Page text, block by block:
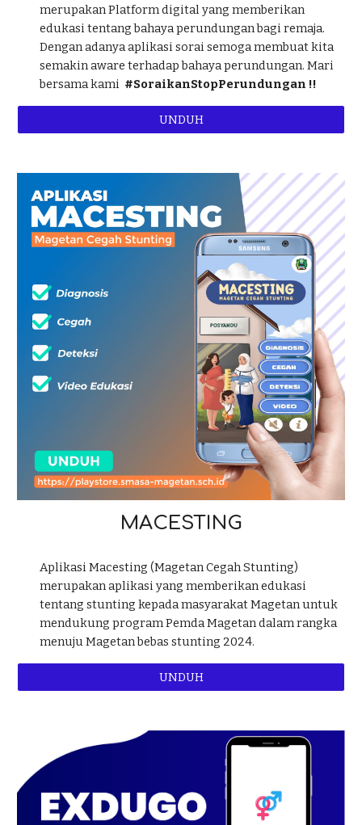
merupakan Platform digital yang memberikan
edukasi tentang bahaya perundungan bagi remaja.
Dengan adanya aplikasi sorai semoga membuat kita
semakin aware terhadap bahaya perundungan. Mari
bersama kami #SoraikanStopPerundungan !!
UNDUH
MACESTING
Aplikasi Macesting (Magetan Cegah Stunting)
merupakan aplikasi yang memberikan edukasi
tentang stunting kepada masyarakat Magetan untuk
mendukung program Pemda Magetan dalam rangka
menuju Magetan bebas stunting 2024.
UNDUH